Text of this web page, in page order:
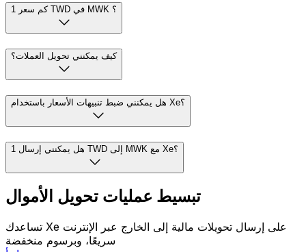
واعتبارًا من 10:14 UTC ، فإن معدل منتصف السوق TWD إلى
المنتصف بين أسعار البيع والشراء في أسواق العملات العالمية.
الأموال.
هل يمكنني إرسال 1 TWD إلى MWK مع Xe؟